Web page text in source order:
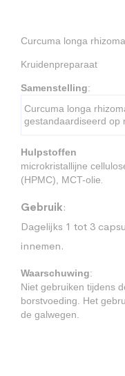
Curcuma longa
Kruidenpreparaat
Samenstelling:
Curcuma longa
gestandaardiseerd op
Hulpstoffen
microkristallijne
(HPMC), MCT-olie
Gebruik:
Dagelijks 1 tot 3
innemen.
Waarschuwing:
Niet gebruiken tijdens
borstvoeding. Het
de galwegen.